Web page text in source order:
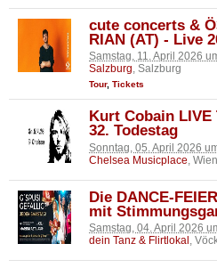
cute concerts &
RIAN (AT) - Live
Samstag, 11. April 2026
Salzburg, Salzburg
Tour, Tickets
Kurt Cobain
32. Todestag
Sonntag, 05. April 2026
Chelsea Musicplace,
Die DANCE-
mit
Samstag, 04. April 2026
dein Tanz & Flirtlokal ,